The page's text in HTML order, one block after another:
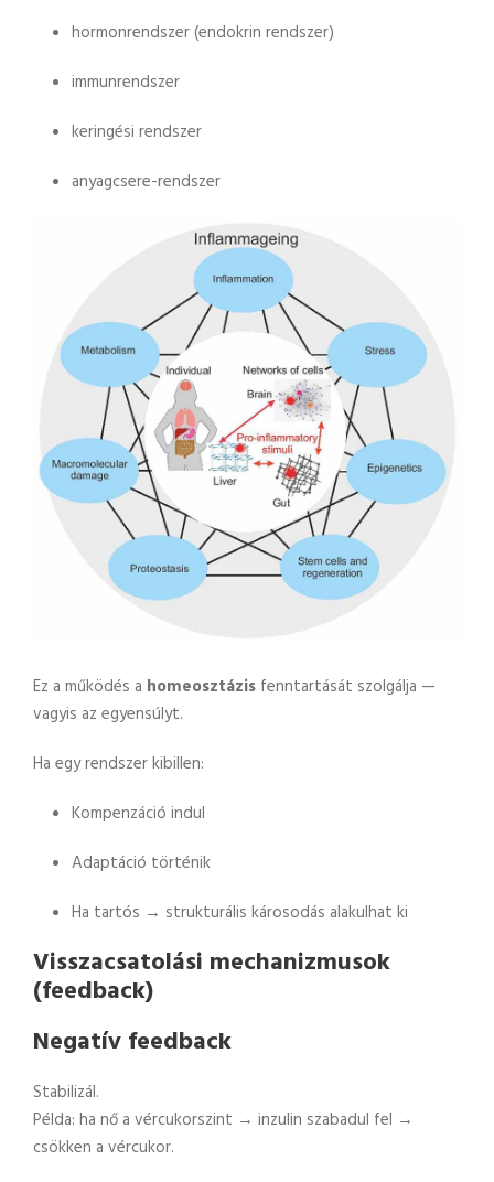
hormonrendszer (endokrin rendszer)
immunrendszer
keringési rendszer
anyagcsere-rendszer
Ez a működés a homeosztázis fenntartását szolgálja —
vagyis az egyensúlyt.
Ha egy rendszer kibillen:
Kompenzáció indul
Adaptáció történik
Ha tartós → strukturális károsodás alakulhat ki
Visszacsatolási mechanizmusok
(feedback)
Negatív feedback
Stabilizál.
Példa: ha nő a vércukorszint → inzulin szabadul fel →
csökken a vércukor.